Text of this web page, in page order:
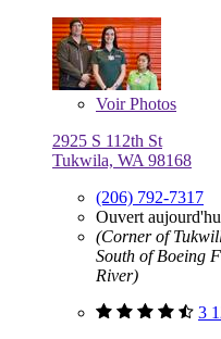
VoirPhotos
2925 S 112th St
Tukwila, WA 98168
(206) 792-7317
Ouvert
(Corner of
South of Boeing
River)
3